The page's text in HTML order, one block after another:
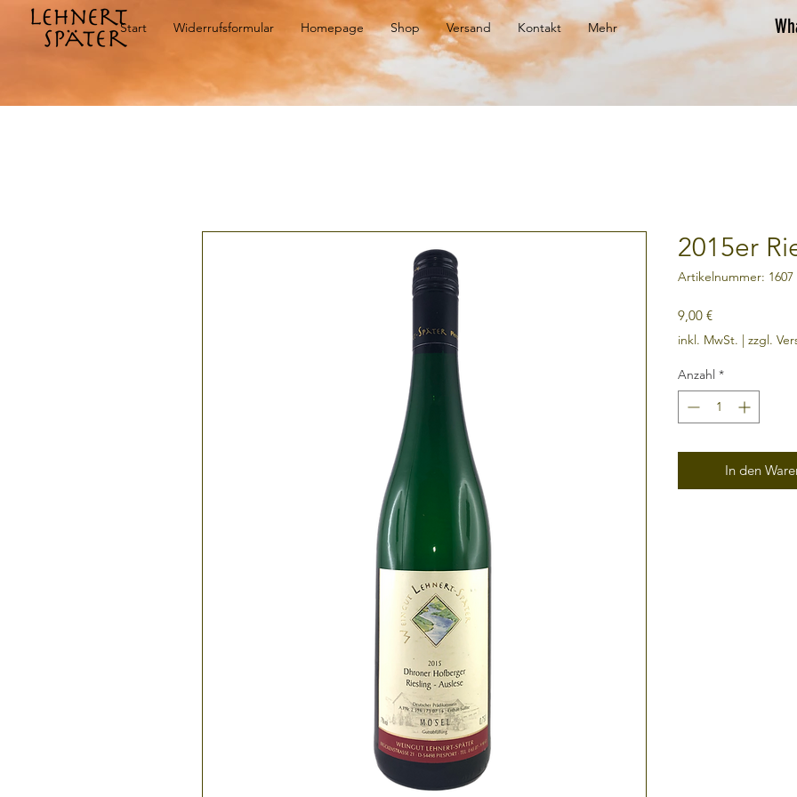
Start Widerrufsformular Homepage Shop Versand Kontakt Mehr
2015er
Artikelnummer: 1607
9,00 €Preis
inkl. MwSt. | zzgl.
Anzahl *
In den